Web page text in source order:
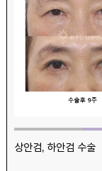
상안검, 하안검 수술